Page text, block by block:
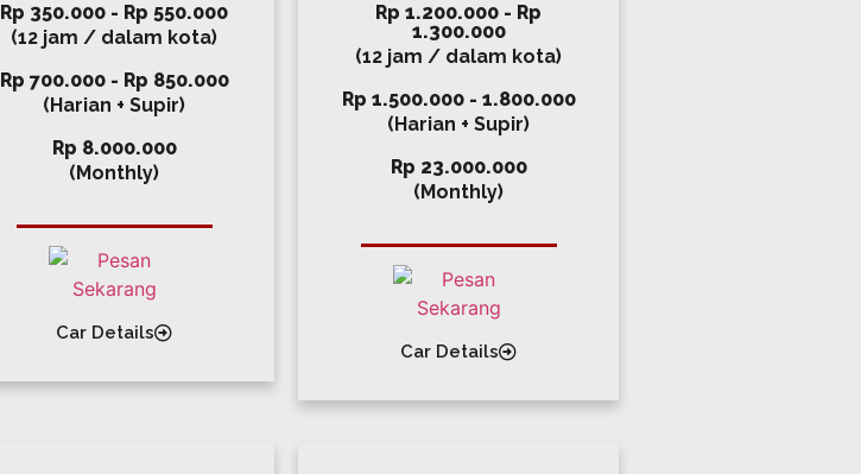
Rp 350.000 - Rp 550.000
(12 jam / dalam kota)
Rp 700.000 - Rp 850.000
(Harian + Supir)
Rp 8.000.000
(Monthly)
Car Details
Rp 1.200.000 - Rp
1.300.000
(12 jam / dalam kota)
Rp 1.500.000 - 1.800.000
(Harian + Supir)
Rp 23.000.000
(Monthly)
Car Details